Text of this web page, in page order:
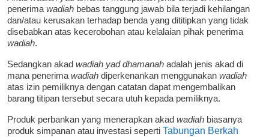
penerima wadiah bebas tanggung jawab bila terjadi kehilangan
dan/atau kerusakan terhadap benda yang dititipkan yang tidak
disebabkan atas kecerobohan atau kelalaian pihak penerima
wadiah.
Sedangkan akad wadiah yad dhamanah adalah jenis akad di
mana penerima wadiah diperkenankan menggunakan wadiah
atas izin pemiliknya dengan catatan dapat mengembalikan
barang titipan tersebut secara utuh kepada pemiliknya.
Produk perbankan yang menerapkan akad wadiah biasanya
produk simpanan atau investasi seperti Tabungan Berkah